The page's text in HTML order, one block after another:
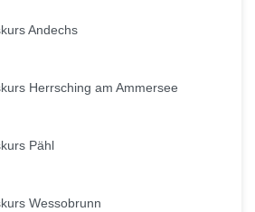
Andechs
Herrsching am Ammersee
Pähl
Wessobrunn